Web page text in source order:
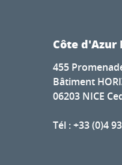
Côte d'Azur
455
Bâtiment
06203 NICE
Tél : +33 (0)4